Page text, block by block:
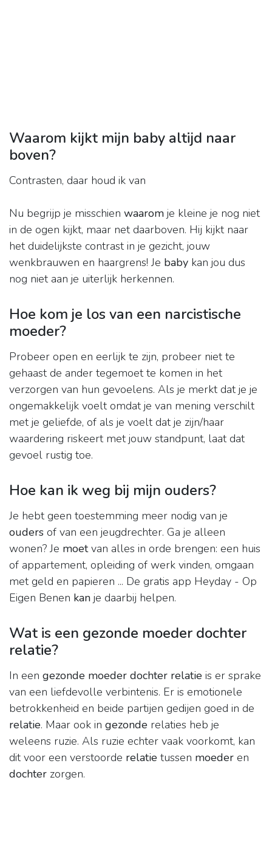
Waarom kijkt mijn baby altijd naar
boven?
Contrasten, daar houd ik van
Nu begrijp je misschien waarom je kleine je nog niet
in de ogen kijkt, maar net daarboven. Hij kijkt naar
het duidelijkste contrast in je gezicht, jouw
wenkbrauwen en haargrens! Je baby kan jou dus
nog niet aan je uiterlijk herkennen.
Hoe kom je los van een narcistische
moeder?
Probeer open en eerlijk te zijn, probeer niet te
gehaast de ander tegemoet te komen in het
verzorgen van hun gevoelens. Als je merkt dat je je
ongemakkelijk voelt omdat je van mening verschilt
met je geliefde, of als je voelt dat je zijn/haar
waardering riskeert met jouw standpunt, laat dat
gevoel rustig toe.
Hoe kan ik weg bij mijn ouders?
Je hebt geen toestemming meer nodig van je
ouders of van een jeugdrechter. Ga je alleen
wonen? Je moetvan alles in orde brengen: een huis
of appartement, opleiding of werk vinden, omgaan
met geld en papieren ... De gratis app Heyday - Op
Eigen Benen kan je daarbij helpen.
Wat is een gezonde moeder dochter
relatie?
In een gezonde moeder dochter relatie is er sprake
van een liefdevolle verbintenis. Er is emotionele
betrokkenheid en beide partijen gedijen goed in de
relatie. Maar ook in gezonde relaties heb je
weleens ruzie. Als ruzie echter vaak voorkomt, kan
dit voor een verstoorde relatie tussen moeder en
dochter zorgen.